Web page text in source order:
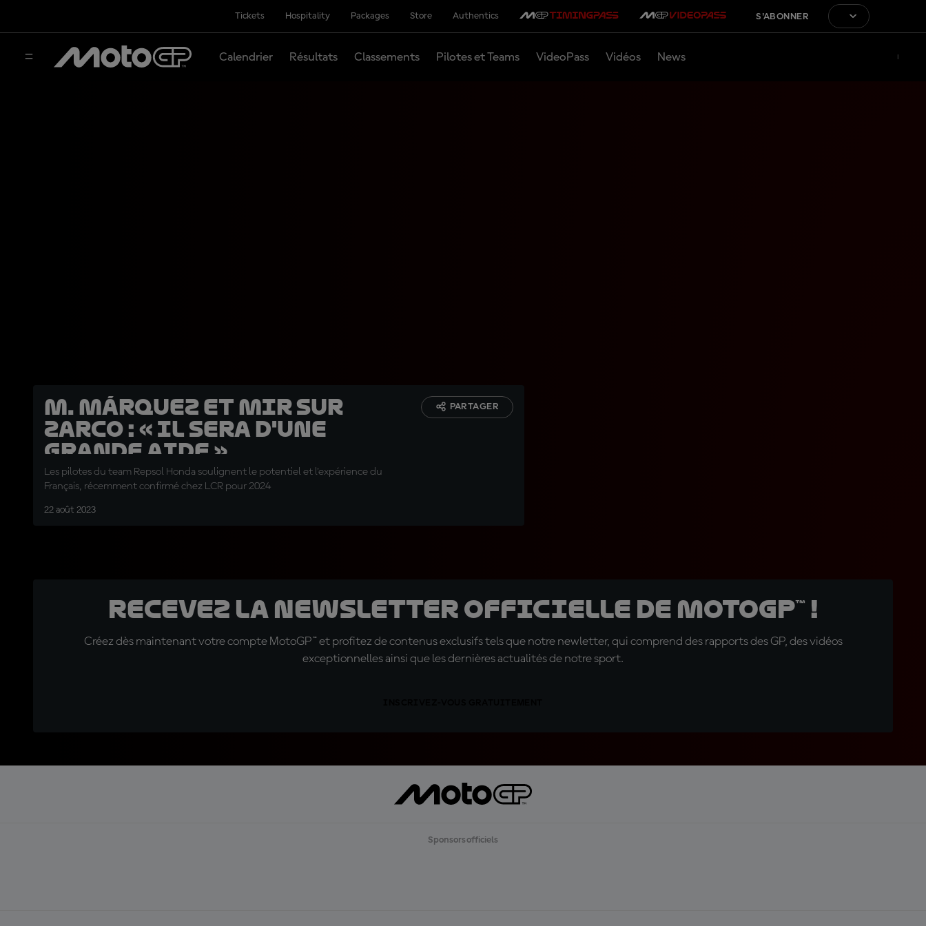
Tickets Hospitality Packages Store Authentics S'ABONNER
Calendrier Résultats Classements Pilotes et Teams VideoPass Vidéos News
M. Márquez et Mir sur
Zarco : « Il sera d'une
grande aide »
Les pilotes du team Repsol Honda soulignent le potentiel et l'expérience du
Français, récemment confirmé chez LCR pour 2024
22 août 2023
PARTAGER
Recevez la Newsletter officielle de MotoGP™ !
Créez dès maintenant votre compte MotoGP™ et profitez de contenus exclusifs tels que notre newletter, qui comprend des rapports des GP, des vidéos
exceptionnelles ainsi que les dernières actualités de notre sport.
Sponsors officiels